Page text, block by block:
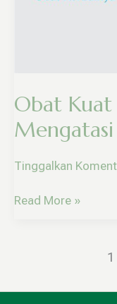
Obat Kuat
Mengatasi
Tinggalkan
Read More »
1